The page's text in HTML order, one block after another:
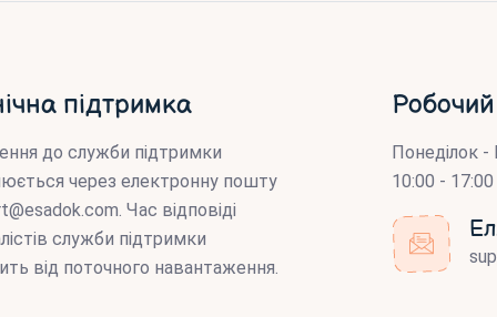
підтримка
до служби підтримки
через електронну пошту
. Час відповіді
служби підтримки
від поточного навантаження.
Понеділок -
10:00 - 17:00